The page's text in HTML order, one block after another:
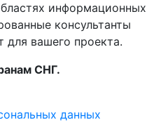
информационных
консультанты
для вашего проекта.
СНГ.
данных